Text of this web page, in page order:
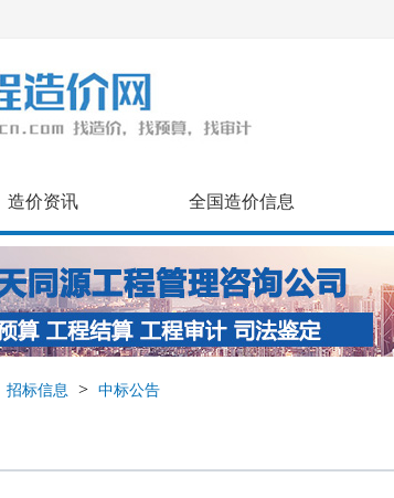
造价资讯 全国造价信息
招标信息 > 中标公告